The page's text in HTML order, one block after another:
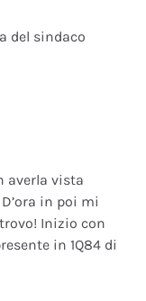
del sindaco
averla vista
in poi mi
Inizio con
in 1Q84 di